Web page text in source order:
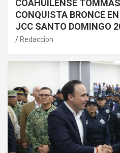
COAHUILENSE
CONQUISTA BRONCE
JCC SANTO DOMINGO
Redaccion